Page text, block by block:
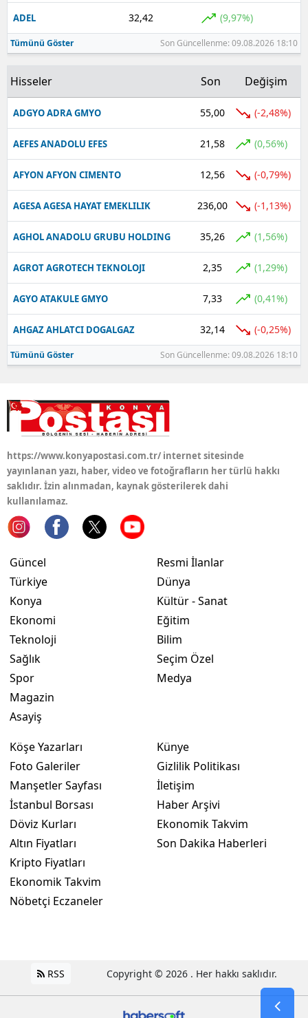
Şırnak
Bartın
Yalova
Karabük
Kilis
Osmaniye
Düzce
ADEL 32,42 (9,97%)
Tümünü Göster Son Güncellenme: 09.08.2026 18:10
Hisseler Son Değişim
ADGYO ADRA GMYO 55,00 (-2,48%)
AEFES ANADOLU EFES 21,58 (0,56%)
AFYON AFYON CIMENTO 12,56 (-0,79%)
AGESA AGESA HAYAT EMEKLILIK 236,00 (-1,13%)
AGHOL ANADOLU GRUBU HOLDING 35,26 (1,56%)
AGROT AGROTECH TEKNOLOJI 2,35 (1,29%)
AGYO ATAKULE GMYO 7,33 (0,41%)
AHGAZ AHLATCI DOGALGAZ 32,14 (-0,25%)
Tümünü Göster Son Güncellenme: 09.08.2026 18:10
https://www.konyapostasi.com.tr/ internet sitesinde
yayınlanan yazı, haber, video ve fotoğrafların her türlü hakkı
saklıdır. İzin alınmadan, kaynak gösterilerek dahi
kullanılamaz.
Güncel
Türkiye
Konya
Ekonomi
Teknoloji
Sağlık
Spor
Magazin
Asayiş
Resmi İlanlar
Dünya
Kültür - Sanat
Eğitim
Bilim
Seçim Özel
Medya
Köşe Yazarları
Foto Galeriler
Manşetler Sayfası
İstanbul Borsası
Döviz Kurları
Altın Fiyatları
Kripto Fiyatları
Ekonomik Takvim
Nöbetçi Eczaneler
Künye
Gizlilik Politikası
İletişim
Haber Arşivi
Ekonomik Takvim
Son Dakika Haberleri
RSS Copyright © 2026 . Her hakkı saklıdır.